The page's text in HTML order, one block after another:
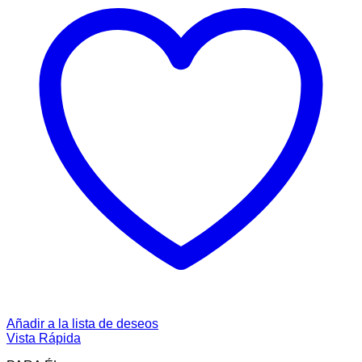
Añadir a la lista de deseos
Vista Rápida